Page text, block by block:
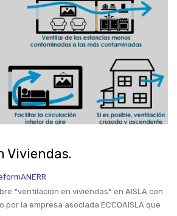
Viviendas.
*ventilación en viviendas* en AISLA con
la empresa asociada ECCOAISLA que